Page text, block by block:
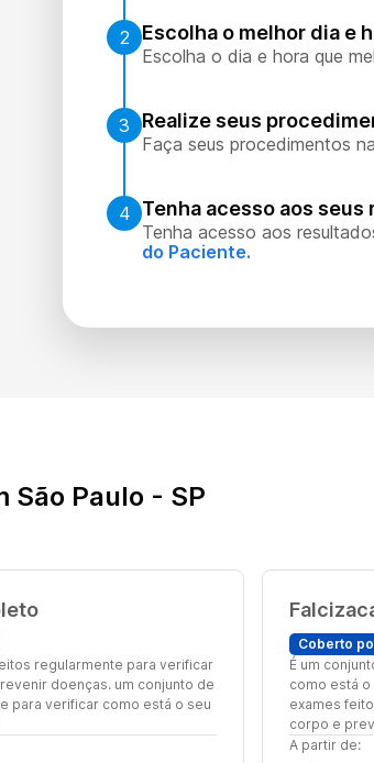
2 Escolha o melhor dia e
Escolha o dia e hora que
3 Realize seus
Faça seus procedimentos
4 Tenha acesso aos
Tenha acesso aos
do Paciente.
São Paulo - SP
regularmente para verificar
doenças. um conjunto de
para verificar como está o seu
Coberto
É um
como está
exames
corpo e
A partir de: